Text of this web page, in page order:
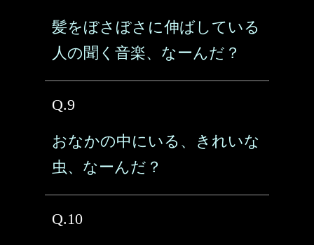
髪をぼさぼさに伸ばしている
人の聞く音楽、なーんだ？
Q.9
おなかの中にいる、きれいな
虫、なーんだ？
Q.10